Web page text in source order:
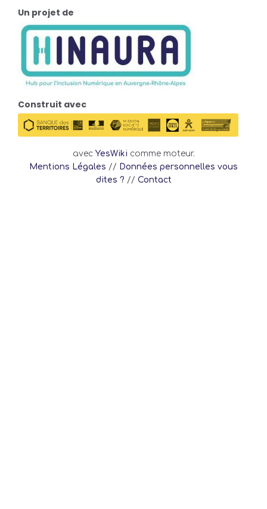
Un projet de
Construit avec
avec YesWiki comme moteur.
Mentions Légales // Données personnelles vous
dites ? // Contact